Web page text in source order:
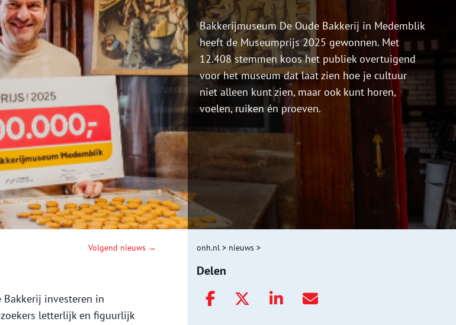
Bakkerijmuseum De Oude Bakkerij in Medemblik
heeft de Museumprijs 2025 gewonnen. Met
12.408 stemmen koos het publiek overtuigend
voor het museum dat laat zien hoe je cultuur
niet alleen kunt zien, maar ook kunt horen,
voelen, ruiken én proeven.
Volgend nieuws →
investeren in
letterlijk en figuurlijk
onh.nl > nieuws >
Delen